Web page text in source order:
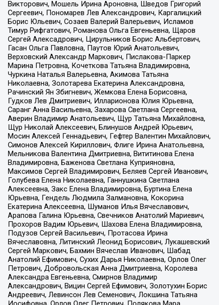
Викторович, Мошель Ирина Ароновна, Шведов Григорий
Сергеевич, Пономарев Лев Александрович, Каргалицкий
Борис Юльевич, Созаев Валерий Валерьевич, Исламов
Тимур Рифгатович, Романова Ольга Евгеньевна, Щаров
Сергей Алексадрович, Цирульников Борис Альбертович,
Гасан Ольга Павловна, Паутов Юрий Анатольевич,
Верховский Александр Маркович, Пислакова-Паркер
Марина Петровна, Кочеткова Татьяна Владимировна,
Чуркина Наталья Валерьевна, Акимова Татьяна
Николаевна, Золотарева Екатерина Александровна,
Рачинский Ян Збигневич, Жемкова Елена Борисовна,
Гудков Лев Дмитриевич, Илларионова Юлия Юрьевна,
Саранг Анна Васильевна, Захарова Светлана Сергеевна,
Аверин Владимир Анатольевич, Щур Татьяна Михайловна,
Щур Николай Алексеевич, Блинушов Андрей Юрьевич,
Мосин Алексей Геннадьевич, Гефтер Валентин Михайлович,
Симонов Алексей Кириллович, Флиге Ирина Анатольевна,
Мельникова Валентина Дмитриевна, Вититинова Елена
Владимировна, Баженова Светлана Куприяновна,
Максимов Сергей Владимирович, Беляев Сергей Иванович,
Голубева Елена Николаевна, Ганнушкина Светлана
Алексеевна, Закс Елена Владимировна, Буртина Елена
Юрьевна, Гендель Людмила Залмановна, Кокорина
Екатерина Алексеевна, Шуманов Илья Вячеславович,
Арапова Галина Юрьевна, Свечников Анатолий Мариевич,
Прохоров Вадим Юрьевич, Шахова Елена Владимировна,
Подузов Сергей Васильевич, Протасова Ирина
Вячеславовна, Литинский Леонид Борисович, Лукашевский
Сергей Маркович, Бахмин Вячеслав Иванович, Шабад
Анатолий Ефимович, Сухих Дарья Николаевна, Орлов Олег
Петрович, Добровольская Анна Дмитриевна, Королева
Александра Евгеньевна, Смирнов Владимир
Александрович, Вицин Сергей Ефимович, Золотухин Борис
Андреевич, Левинсон Лев Семенович, Локшина Татьяна